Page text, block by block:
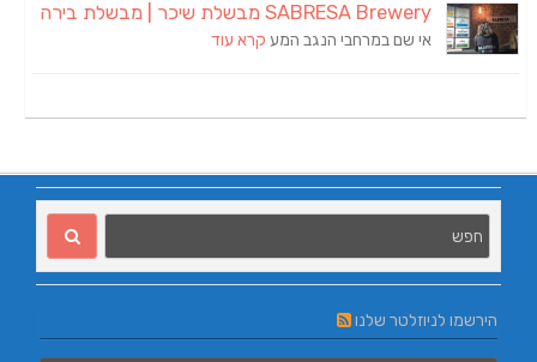
SABRESA Brewery מבשלת שיכר | מבשלת בירה
אי שם במרחבי הנגב המעקרא עוד
הירשמו לניוזלטר שלנו